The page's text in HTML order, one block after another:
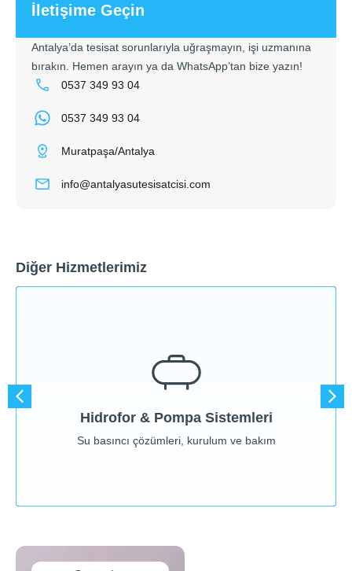
İletişime Geçin
Antalya’da tesisat sorunlarıyla uğraşmayın, işi uzmanına
bırakın. Hemen arayın ya da WhatsApp’tan bize yazın!
0537 349 93 04
0537 349 93 04
Muratpaşa/Antalya
info@antalyasutesisatcisi.com
Diğer Hizmetlerimiz
Hidrofor & Pompa Sistemleri
Su basıncı çözümleri, kurulum ve bakım
Hidrofor & Pompa Sistemleri
Hizmeti Gör